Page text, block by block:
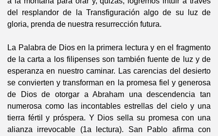
del resplandor de la Transfiguración algo de su luz de
gloria, prenda de nuestra resurrección futura.
La Palabra de Dios en la primera lectura y en el fragmento
de la carta a los filipenses son también fuente de luz y de
esperanza en nuestro caminar. Las carencias del desierto
se convierten y transforman en la promesa fiel y generosa
de Dios de otorgar a Abraham una descendencia tan
numerosa como las incontables estrellas del cielo y una
tierra fértil y próspera. Y Dios sella su promesa con una
alianza irrevocable (1a lectura). San Pablo afirma con